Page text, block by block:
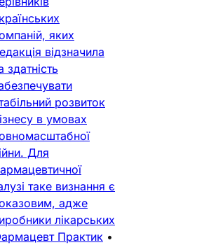
яких
відзначила
здатність
розвиток
в умовах
Для
таке визнання є
адже
лікарських
Практик •